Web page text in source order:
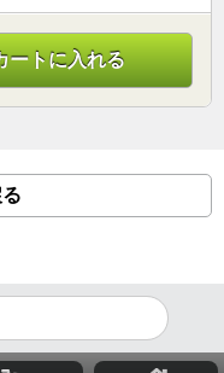
ートに入れる